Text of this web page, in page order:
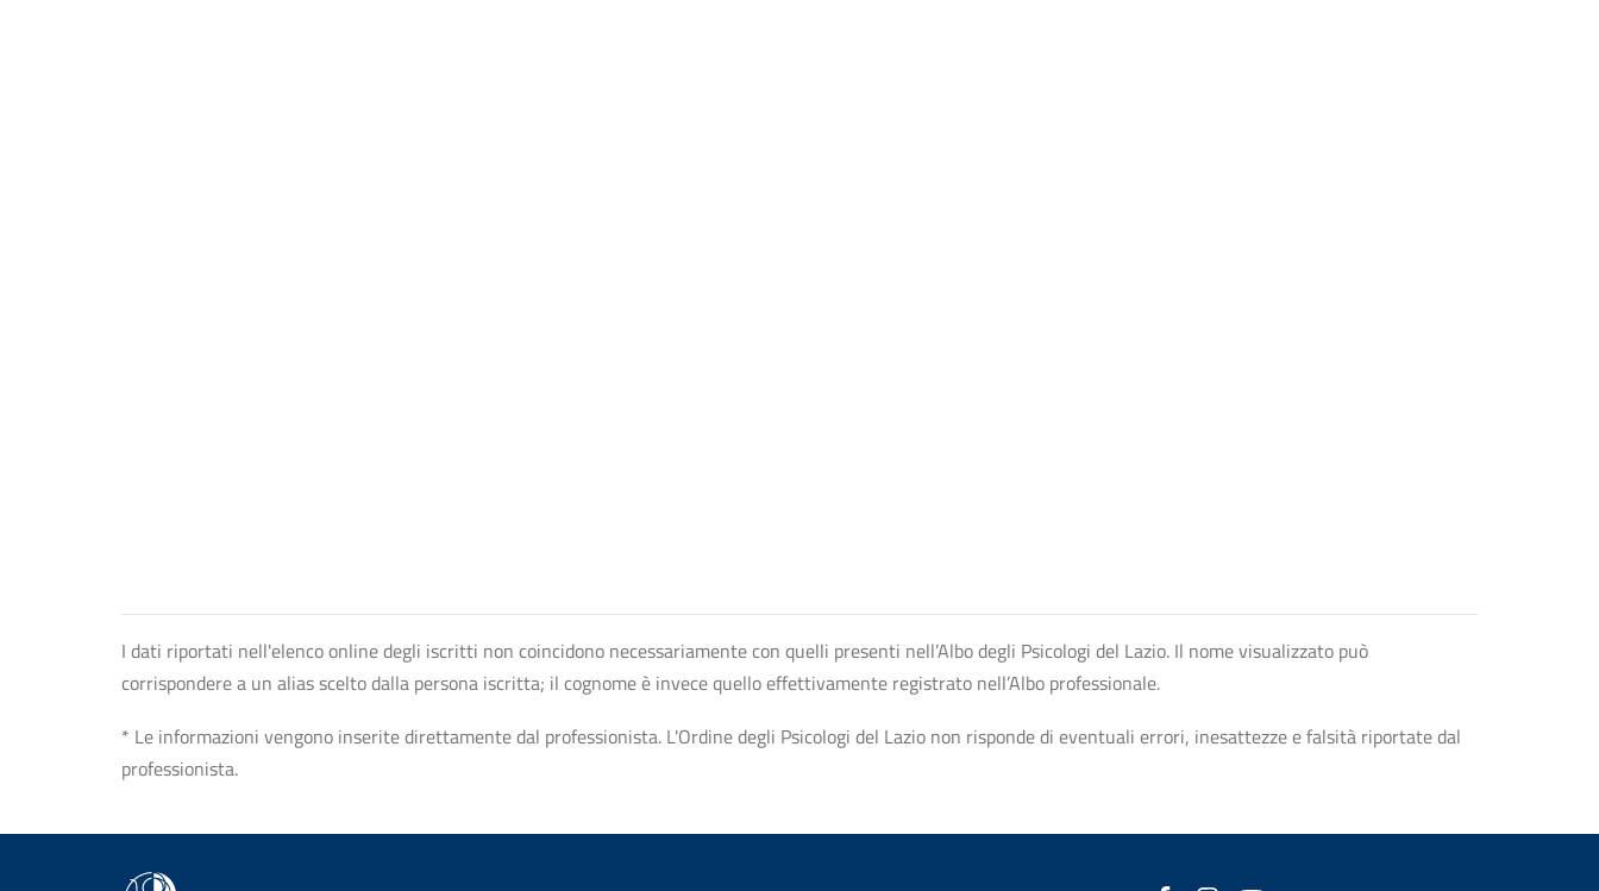
I dati riportati nell'elenco online degli iscritti non coincidono necessariamente con quelli presenti nell’Albo degli Psicologi del Lazio. Il nome visualizzato può
corrispondere a un alias scelto dalla persona iscritta; il cognome è invece quello effettivamente registrato nell’Albo professionale.
* Le informazioni vengono inserite direttamente dal professionista. L'Ordine degli Psicologi del Lazio non risponde di eventuali errori, inesattezze e falsità riportate dal
professionista.